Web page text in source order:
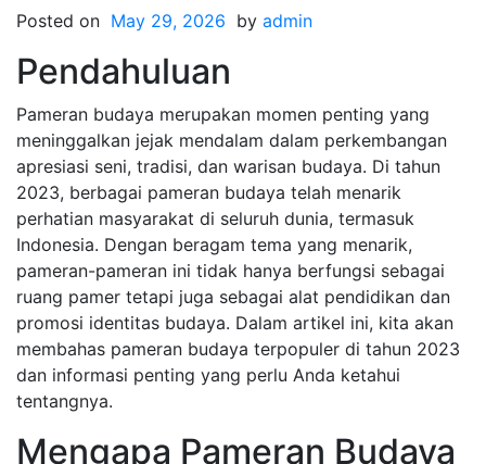
Posted on May 29, 2026 by admin
Pendahuluan
Pameran budaya merupakan momen penting yang
meninggalkan jejak mendalam dalam perkembangan
apresiasi seni, tradisi, dan warisan budaya. Di tahun
2023, berbagai pameran budaya telah menarik
perhatian masyarakat di seluruh dunia, termasuk
Indonesia. Dengan beragam tema yang menarik,
pameran-pameran ini tidak hanya berfungsi sebagai
ruang pamer tetapi juga sebagai alat pendidikan dan
promosi identitas budaya. Dalam artikel ini, kita akan
membahas pameran budaya terpopuler di tahun 2023
dan informasi penting yang perlu Anda ketahui
tentangnya.
Mengapa Pameran Budaya